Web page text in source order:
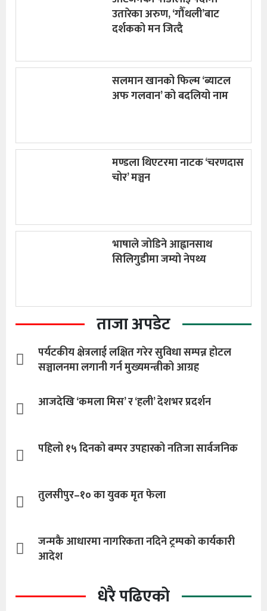
उतारेका अरुण, ‘गौँथली’बाट
दर्शकको मन जित्दै
सलमान खानको फिल्म ‘ब्याटल
अफ गलवान’ को बदलियो नाम
मण्डला थिएटरमा नाटक ‘चरणदास
चोर’ मञ्चन
भाषाले जोडिने आह्वानसाथ
सिलिगुडीमा जम्यो नेपथ्य
ताजा अपडेट
पर्यटकीय क्षेत्रलाई लक्षित गरेर सुविधा सम्पन्न होटल
सञ्चालनमा लगानी गर्न मुख्यमन्त्रीको आग्रह
आजदेखि ‘कमला मिस’ र ‘हली’ देशभर प्रदर्शन
पहिलो १५ दिनको बम्पर उपहारको नतिजा सार्वजनिक
तुलसीपुर–१० का युवक मृत फेला
जन्मकै आधारमा नागरिकता नदिने ट्रम्पको कार्यकारी
आदेश
धेरै पढिएको